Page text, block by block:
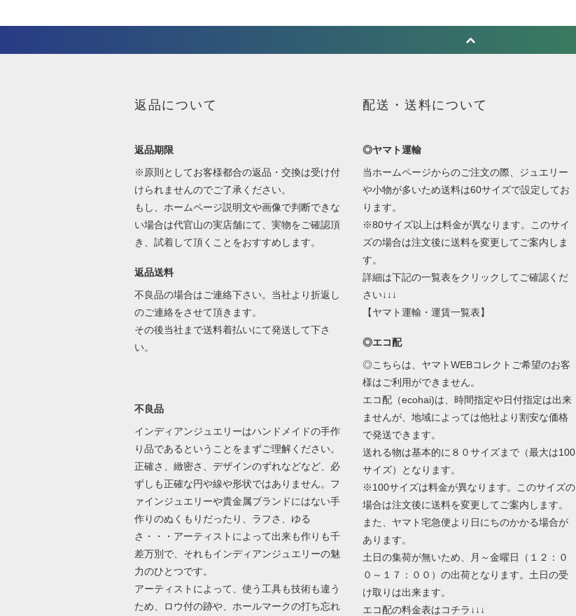
返品について
返品期限
※原則としてお客様都合の返品・交換は受け付
けられませんのでご了承ください。
もし、ホームページ説明文や画像で判断できな
い場合は代官山の実店舗にて、実物をご確認頂
き、試着して頂くことをおすすめします。
返品送料
不良品の場合はご連絡下さい。当社より折返し
のご連絡をさせて頂きます。
その後当社まで送料着払いにて発送して下さ
い。
不良品
インディアンジュエリーはハンドメイドの手作
り品であるということをまずご理解ください。
正確さ、緻密さ、デザインのずれなどなど、必
ずしも正確な円や線や形状ではありません。フ
ァインジュエリーや貴金属ブランドにはない手
作りのぬくもりだったり、ラフさ、ゆる
さ・・・アーティストによって出来も作りも千
差万別で、それもインディアンジュエリーの魅
力のひとつです。
アーティストによって、使う工具も技術も違う
ため、ロウ付の跡や、ホールマークの打ち忘れ
配送・送料について
◎ヤマト運輸
当ホームページからのご注文の際、ジュエリー
や小物が多いため送料は60サイズで設定してお
ります。
※80サイズ以上は料金が異なります。このサイ
ズの場合は注文後に送料を変更してご案内しま
す。
詳細は下記の一覧表をクリックしてご確認くだ
さい↓↓↓
【ヤマト運輸・運賃一覧表】
◎エコ配
◎こちらは、ヤマトWEBコレクトご希望のお客
様はご利用ができません。
エコ配（ecohai)は、時間指定や日付指定は出来
ませんが、地域によっては他社より割安な価格
で発送できます。
送れる物は基本的に８０サイズまで（最大は100
サイズ）となります。
※100サイズは料金が異なります。このサイズの
場合は注文後に送料を変更してご案内します。
また、ヤマト宅急便より日にちのかかる場合が
あります。
土日の集荷が無いため、月～金曜日（１２：０
０～１７：００）の出荷となります。土日の受
け取りは出来ます。
エコ配の料金表はコチラ↓↓↓